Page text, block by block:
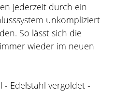
jederzeit durch ein
unkompliziert
So lässt sich die
wieder im neuen
- Edelstahl vergoldet -